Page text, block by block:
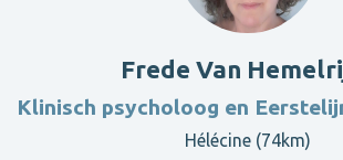
Frede Van
Klinisch psycholoog en
Hélécine (74km)